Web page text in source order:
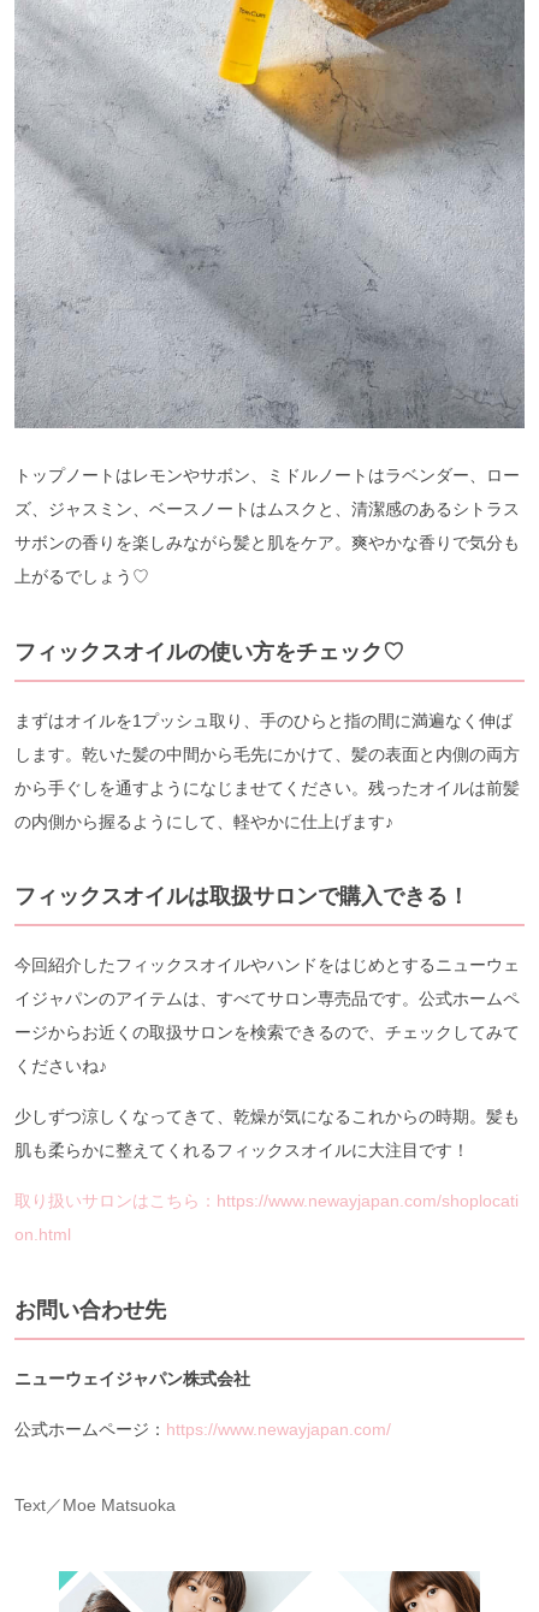
トップノートはレモンやサボン、ミドルノートはラベンダー、ロー
ズ、ジャスミン、ベースノートはムスクと、清潔感のあるシトラス
サボンの香りを楽しみながら髪と肌をケア。爽やかな香りで気分も
上がるでしょう♡
フィックスオイルの使い方をチェック♡
まずはオイルを1プッシュ取り、手のひらと指の間に満遍なく伸ば
します。乾いた髪の中間から毛先にかけて、髪の表面と内側の両方
から手ぐしを通すようになじませてください。残ったオイルは前髪
の内側から握るようにして、軽やかに仕上げます♪
フィックスオイルは取扱サロンで購入できる！
今回紹介したフィックスオイルやハンドをはじめとするニューウェ
イジャパンのアイテムは、すべてサロン専売品です。公式ホームペ
ージからお近くの取扱サロンを検索できるので、チェックしてみて
くださいね♪
少しずつ涼しくなってきて、乾燥が気になるこれからの時期。髪も
肌も柔らかに整えてくれるフィックスオイルに大注目です！
取り扱いサロンはこちら：https://www.newayjapan.com/shoplocati
on.html
お問い合わせ先
ニューウェイジャパン株式会社
公式ホームページ： https://www.newayjapan.com/
Text／Moe Matsuoka